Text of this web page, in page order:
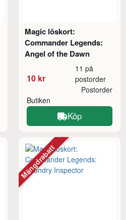
Magic löskort:
Commander Legends:
Angel of the Dawn
10 kr
11 på
postorder
Butiken
Postorder
Köp
Mängdrabatt